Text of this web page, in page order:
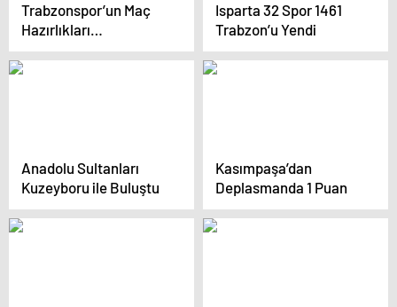
Trabzonspor’un Maç
Hazırlıkları
Tamamlandı
Isparta 32 Spor 1461
Trabzon’u Yendi
Anadolu Sultanları
Kuzeyboru ile Buluştu
Kasımpaşa’dan
Deplasmanda 1 Puan